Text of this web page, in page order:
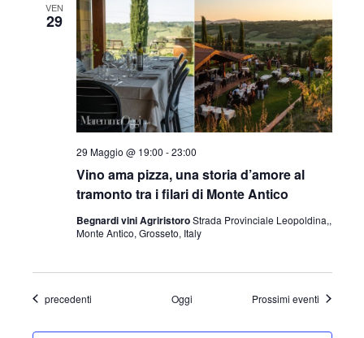
VEN
29
Vino ama pizza, una storia d’amore al
tramonto tra i filari di Monte Antico
29 Maggio @ 19:00 -23:00
Begnardi vini AgriristoroStrada Provinciale Leopoldina,,
Monte Antico, Grosseto, Italy
Eventi
precedenti Oggi Prossimi eventi